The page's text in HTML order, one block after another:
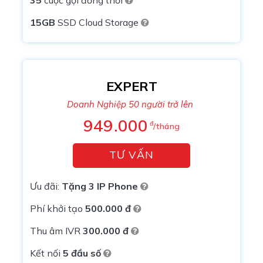
15GB SSD Cloud Storage
EXPERT
Doanh Nghiệp 50 người trở lên
949.000đ/tháng
TƯ VẤN
Ưu đãi: Tặng 3 IP Phone
Phí khởi tạo 500.000 đ
Thu âm IVR 300.000 đ
Kết nối 5 đầu số